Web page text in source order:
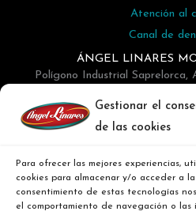
Gestionar el
de las cookies
Para ofrecer las mejores experiencias,
cookies para almacenar y/o acceder a
consentimiento de estas tecnologías
el comportamiento de navegación o
Atención al
Canal de
ÁNGEL LINARES
Polígono Industrial Saprelorca,
N-16, Buzón 45 - Lorca
968476302